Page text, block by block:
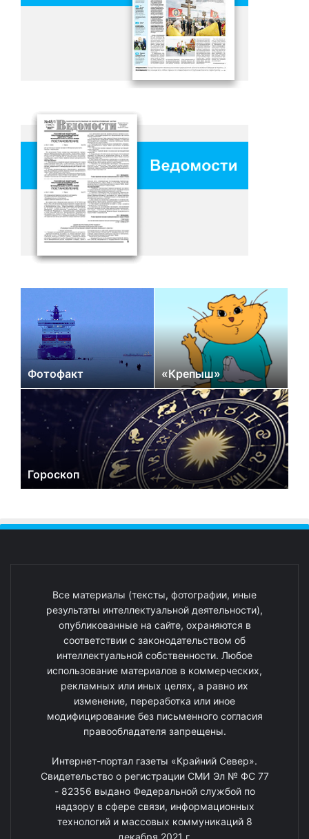
Фотофакт «Крепыш»
Гороскоп
Все материалы (тексты, фотографии, иные
результаты интеллектуальной деятельности),
опубликованные на сайте, охраняются в
соответствии с законодательством об
интеллектуальной собственности. Любое
использование материалов в коммерческих,
рекламных или иных целях, а равно их
изменение, переработка или иное
модифицирование без письменного согласия
правообладателя запрещены.
Интернет-портал газеты «Крайний Север».
Свидетельство о регистрации СМИ Эл № ФС 77
- 82356 выдано Федеральной службой по
надзору в сфере связи, информационных
технологий и массовых коммуникаций 8
декабря 2021 г.